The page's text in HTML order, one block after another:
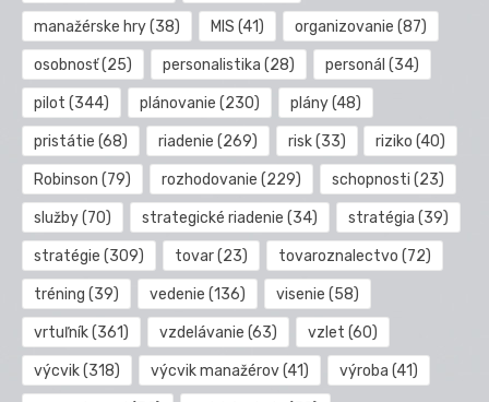
manažérske hry(38) MIS (41) organizovanie (87)
osobnosť(25) personalistika (28) personál (34)
pilot (344) plánovanie (230) plány(48)
pristátie (68) riadenie (269) risk(33) riziko (40)
Robinson (79) rozhodovanie (229) schopnosti (23)
služby(70) strategické riadenie (34) stratégia (39)
stratégie (309) tovar(23) tovaroznalectvo (72)
tréning (39) vedenie (136) visenie (58)
vrtuľník(361) vzdelávanie (63) vzlet (60)
výcvik(318) výcvik manažérov(41) výroba (41)